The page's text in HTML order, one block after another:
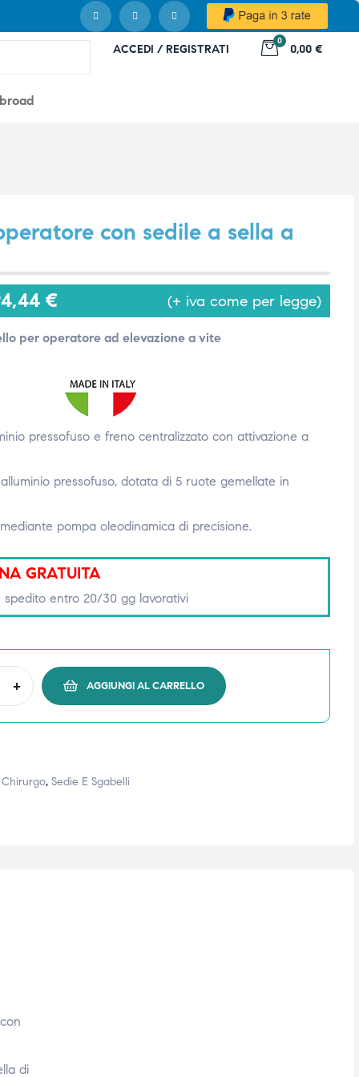
ACCEDI / REGISTRATI
0
0,00 €
con sedile a sella a
€ (+ iva come per legge)
per operatore ad elevazione a vite
pressofuso e freno centralizzato con attivazione a
pressofuso, dotata di 5 ruote gemellate in
pompa oleodinamica di precisione.
GRATUITA
spedito entro 20/30 gg lavorativi
+ AGGIUNGI AL CARRELLO
Chirurgo, Sedie E Sgabelli
di